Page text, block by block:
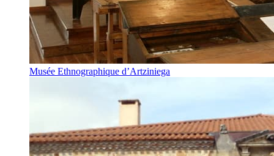
Musée Ethnographique d’Artziniega